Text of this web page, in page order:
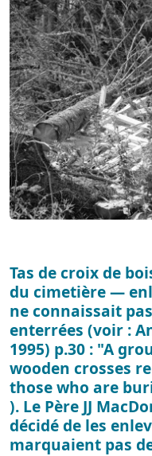
Tas de croix de
du cimetière —
ne connaissait
enterrées (voir :
1995) p.30 : "A
wooden crosses
those who are
). Le Père JJ
décidé de les
marquaient pas